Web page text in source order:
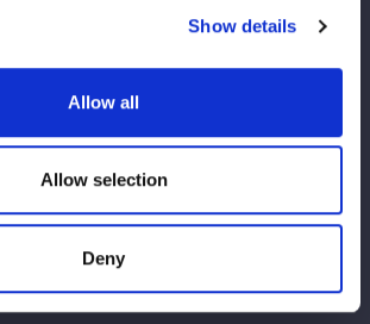
Show details
Allow all
Allow selection
Deny
ュー戦では、朱里相手に鋭い打撃とグラウン
示した。翌年1月には自らの直訴でGod’s
。同年のWAVE「CATCH THE WAVE 2024」
年3月の横浜大会では同期のHANAKOを破
ャー王座を初戴冠した。